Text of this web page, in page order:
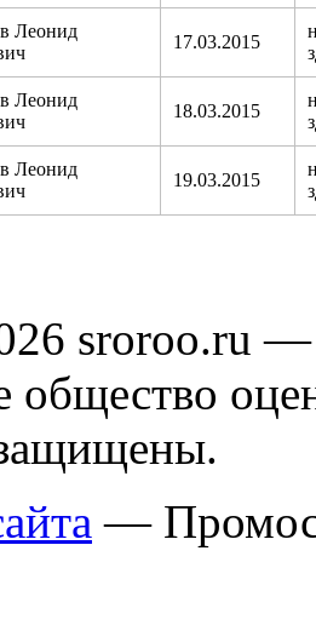
Леонид
17.03.2015
Леонид
18.03.2015
Леонид
19.03.2015
sroroo.ru —
общество
—